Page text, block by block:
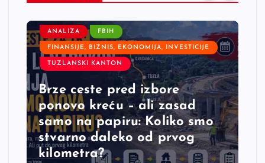
ANALIZA FBIH
FINANSIJE, BIZNIS, EKONOMIJA, INVESTICIJE
TUZLANSKI KANTON
Brze ceste pred izbore
ponovo kreću – ali zasad
samo na papiru: Koliko smo
stvarno daleko od prvog
kilometra?